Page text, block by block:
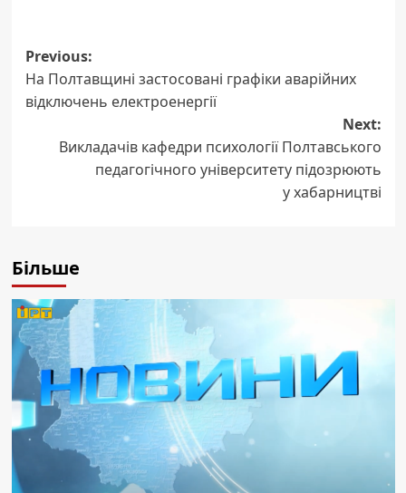
Post
navigation
Previous:
На Полтавщині застосовані графіки аварійних
відключень електроенергії
Next:
Викладачів кафедри психології Полтавського
педагогічного університету підозрюють
у хабарництві
Більше